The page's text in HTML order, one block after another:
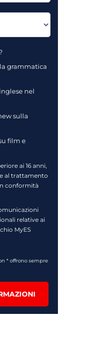
grammatica
nel
sulla
film e
ai 16 anni,
al trattamento
conformità
relative ai
MyES
* offrono sempre